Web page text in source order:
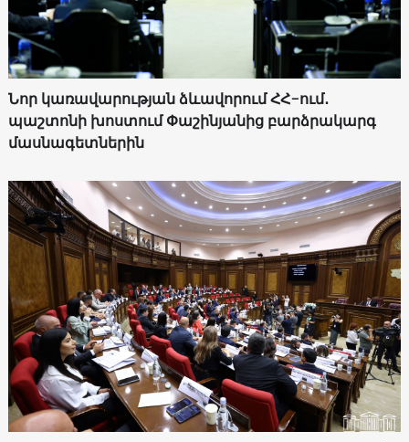
Նոր կառավարության ձևավորում ՀՀ-ում․
պաշտոնի խոստում Փաշինյանից բարձրակարգ
մասնագետներին